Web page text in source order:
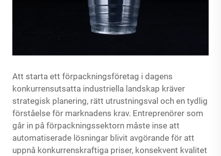
Att starta ett förpackningsföretag i dagens
konkurrensutsatta industriella landskap kräver
strategisk planering, rätt utrustningsval och en tydlig
förståelse för marknadens krav. Entreprenörer som
går in på förpackningssektorn måste inse att
automatiserade lösningar blivit avgörande för att
uppnå konkurrenskraftiga priser, konsekvent kvalitet